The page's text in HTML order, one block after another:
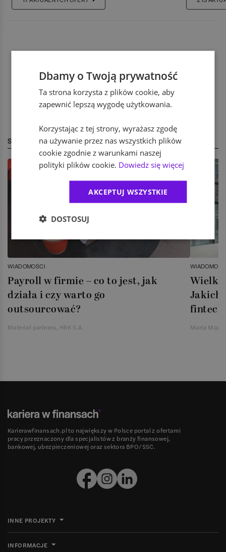
STREFA EKSPERTA
WIADOMOŚCI
Payroll w firmie – co to jest, jak
działa i czy warto go
outsourcować?
Materiał partnera, HRK S.A.
Jakich
Marta
Karierawfinansach.pl to największy w Polsce portal z ofertami
pracy przeznaczony dla specjalistów z branży finansowej,
bankowej, ubezpieczeniowej oraz sektora BPO/SSC.
INNE PROJEKTY
INFORMACJE
Dbamy o Twoją prywatność
Ta strona korzysta z plików cookie, aby
zapewnić lepszą wygodę użytkowania.
Korzystając z tej strony, wyrażasz zgodę
na używanie przez nas wszystkich plików
cookie zgodnie z warunkami naszej
polityki plików cookie. Dowiedz się więcej
AKCEPTUJ WSZYSTKIE
DOSTOSUJ